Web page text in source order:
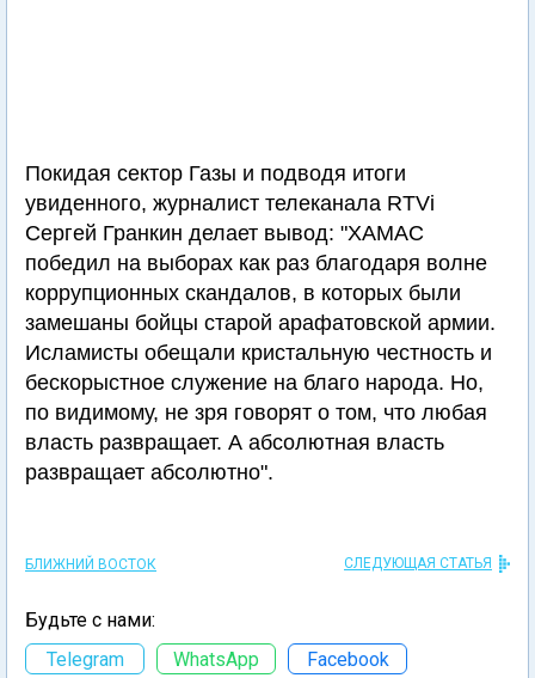
Покидая сектор Газы и подводя итоги
увиденного, журналист телеканала RTVi
Сергей Гранкин делает вывод: "ХАМАС
победил на выборах как раз благодаря волне
коррупционных скандалов, в которых были
замешаны бойцы старой арафатовской армии.
Исламисты обещали кристальную честность и
бескорыстное служение на благо народа. Но,
по видимому, не зря говорят о том, что любая
власть развращает. А абсолютная власть
развращает абсолютно".
БЛИЖНИЙ ВОСТОК СЛЕДУЮЩАЯ СТАТЬЯ
Будьте с нами:
Telegram
WhatsApp Facebook